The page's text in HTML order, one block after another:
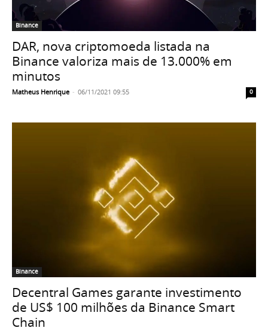
Binance
DAR, nova criptomoeda listada na
Binance valoriza mais de 13.000% em
minutos
Matheus Henrique - 06/11/2021 09:55 0
Binance
Decentral Games garante investimento
de US$ 100 milhões da Binance Smart
Chain